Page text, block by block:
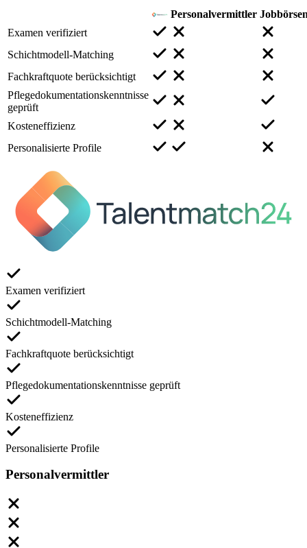
Personalvermittler
Examen verifiziert
Schichtmodell-Matching
Fachkraftquote berücksichtigt
Pflegedokumentationskenntnisse
geprüft
Kosteneffizienz
Personalisierte Profile
Examen verifiziert
Schichtmodell-Matching
Fachkraftquote berücksichtigt
Pflegedokumentationskenntnisse geprüft
Kosteneffizienz
Personalisierte Profile
Personalvermittler